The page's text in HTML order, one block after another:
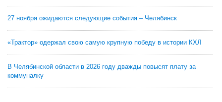
27 ноября ожидаются следующие события – Челябинск
«Трактор» одержал свою самую крупную победу в истории КХЛ
В Челябинской области в 2026 году дважды повысят плату за
коммуналку